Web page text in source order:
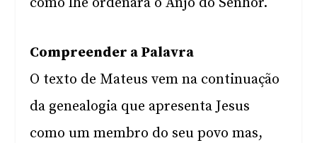
Compreender a Palavra
O texto de Mateus vem na continuação
da genealogia que apresenta Jesus
como um membro do seu povo mas,